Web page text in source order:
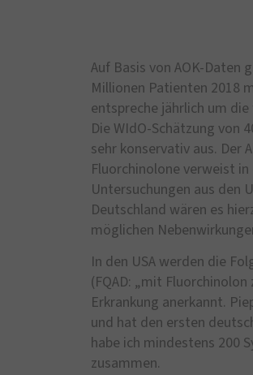
Auf Basis von AOK-Daten
Millionen Patienten 2018
entspreche jährlich um
Die WIdO-Schätzung von
sehr konservativ aus. Der
Fluorchinolone verweist
Untersuchungen aus den
Deutschland wären es
möglichen
In den USA werden die
(FQAD: „mit
Erkrankung anerkannt.
und hat den ersten
habe ich mindestens 200
zusammen.